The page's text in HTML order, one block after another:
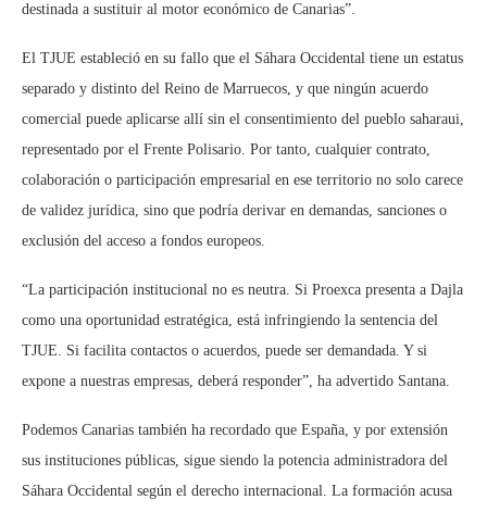
destinada a sustituir al motor económico de Canarias”.
El TJUE estableció en su fallo que el Sáhara Occidental tiene un estatus
separado y distinto del Reino de Marruecos, y que ningún acuerdo
comercial puede aplicarse allí sin el consentimiento del pueblo saharaui,
representado por el Frente Polisario. Por tanto, cualquier contrato,
colaboración o participación empresarial en ese territorio no solo carece
de validez jurídica, sino que podría derivar en demandas, sanciones o
exclusión del acceso a fondos europeos.
“La participación institucional no es neutra. Si Proexca presenta a Dajla
como una oportunidad estratégica, está infringiendo la sentencia del
TJUE. Si facilita contactos o acuerdos, puede ser demandada. Y si
expone a nuestras empresas, deberá responder”, ha advertido Santana.
Podemos Canarias también ha recordado que España, y por extensión
sus instituciones públicas, sigue siendo la potencia administradora del
Sáhara Occidental según el derecho internacional. La formación acusa